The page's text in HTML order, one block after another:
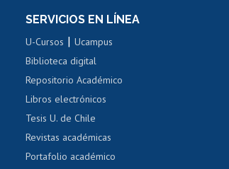
Movilidad Estudiantil
Cursos de español
SERVICIOS EN LÍNEA
U-Cursos |Ucampus
Biblioteca digital
Repositorio Académico
Libros electrónicos
Tesis U. de Chile
Revistas académicas
Portafolio académico